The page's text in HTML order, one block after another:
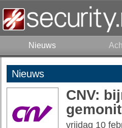
Nieuws
Nieuws
CNV:
vrijdag 10